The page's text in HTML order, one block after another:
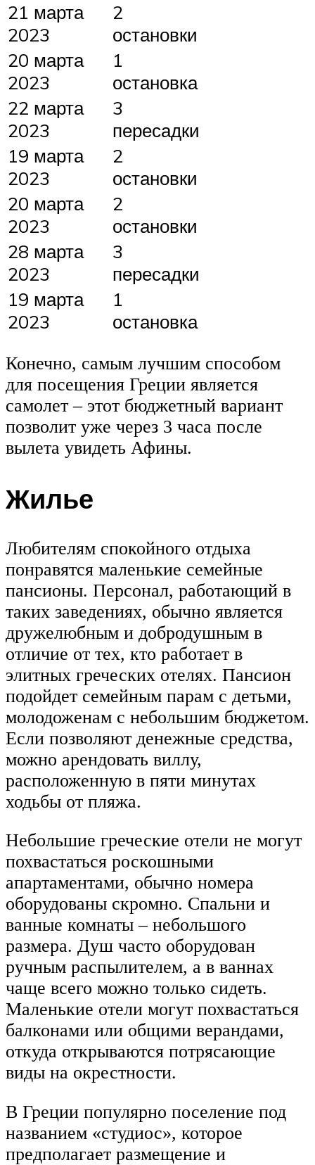
21 марта
2023
2
остановки
20 марта
2023
1
остановка
22 марта
2023
3
пересадки
19 марта
2023
2
остановки
20 марта
2023
2
остановки
28 марта
2023
3
пересадки
19 марта
2023
1
остановка
Конечно, самым лучшим способом
для посещения Греции является
самолет – этот бюджетный вариант
позволит уже через 3 часа после
вылета увидеть Афины.
Жилье
Любителям спокойного отдыха
понравятся маленькие семейные
пансионы. Персонал, работающий в
таких заведениях, обычно является
дружелюбным и добродушным в
отличие от тех, кто работает в
элитных греческих отелях. Пансион
подойдет семейным парам с детьми,
молодоженам с небольшим бюджетом.
Если позволяют денежные средства,
можно арендовать виллу,
расположенную в пяти минутах
ходьбы от пляжа.
Небольшие греческие отели не могут
похвастаться роскошными
апартаментами, обычно номера
оборудованы скромно. Спальни и
ванные комнаты – небольшого
размера. Душ часто оборудован
ручным распылителем, а в ваннах
чаще всего можно только сидеть.
Маленькие отели могут похвастаться
балконами или общими верандами,
откуда открываются потрясающие
виды на окрестности.
В Греции популярно поселение под
названием «студиос», которое
предполагает размещение и